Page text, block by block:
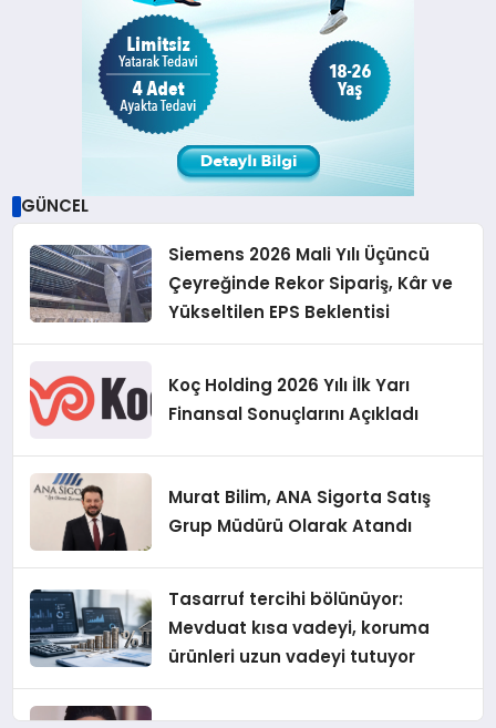
GÜNCEL
Siemens 2026 Mali Yılı Üçüncü
Çeyreğinde Rekor Sipariş, Kâr ve
Yükseltilen EPS Beklentisi
Koç Holding 2026 Yılı İlk Yarı
Finansal Sonuçlarını Açıkladı
Murat Bilim, ANA Sigorta Satış
Grup Müdürü Olarak Atandı
Tasarruf tercihi bölünüyor:
Mevduat kısa vadeyi, koruma
ürünleri uzun vadeyi tutuyor